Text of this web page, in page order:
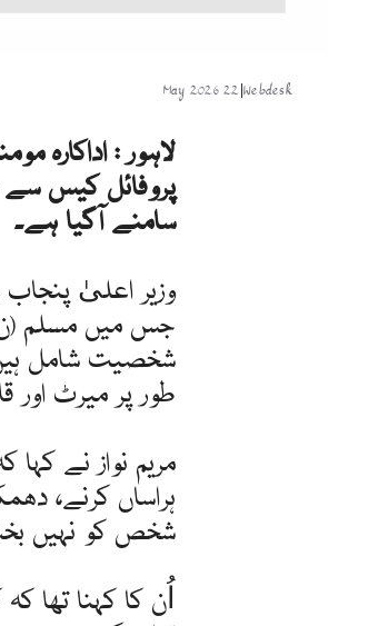
Webdesk
|
22 May 2026
لاہور : اداکارہ
پروفائل کیس سے
سامنے آگیا ہے۔
وزیر اعلیٰ پنجاب
جس میں مسلم
شخصیت شامل
طور پر میرٹ اور
مریم نواز نے
ہراساں کرنے،
شخص کو نہیں
اُن کا کہنا تھا